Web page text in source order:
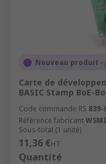
Nouveau produit -
Carte de
BASIC Stamp BoE-
Code commande RS 839-
Référence fabricant
Sous-total (1 unité)
11,36 €HT
Quantité